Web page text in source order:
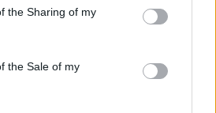
usage behaviour. You may click to
Google and its third-party tags to
specified purposes in below Google
the Sharing of my
the Sale of my
10 órája
könyvelhetett el az F1 a